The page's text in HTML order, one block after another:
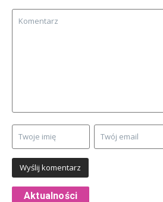
Aktualności